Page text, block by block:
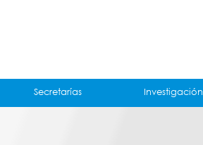
Secretarías Investigación